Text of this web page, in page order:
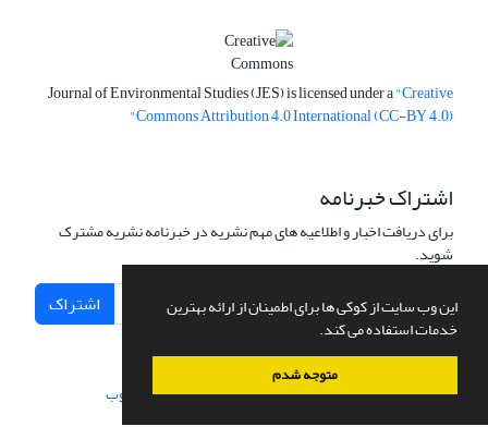
این وب سایت از کوکی ها برای اطمینان از ارائه بهترین
خدمات استفاده می کند.
متوجه شدم
Journal of Environmental Studies (JES) is licensed under a"Creative
Commons Attribution 4.0 International (CC-BY 4.0)"
اشتراک خبرنامه
برای دریافت اخبار و اطلاعیه های مهم نشریه در خبرنامه نشریه مشترک
شوید.
اشتراک
سامانه مدیریت نشریات علمی.طراحی و پیاده سازی از سیناوب